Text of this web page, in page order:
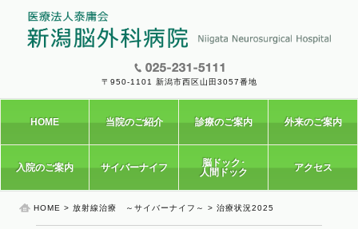
〒950-1101 新潟市西区山田3057番地
HOME 当院のご紹介 診療のご案内 外来のご案内
入院のご案内 サイバーナイフ
脳ドック･
人間ドック
アクセス
HOME > 放射線治療 ～サイバーナイフ～ > 治療状況2025